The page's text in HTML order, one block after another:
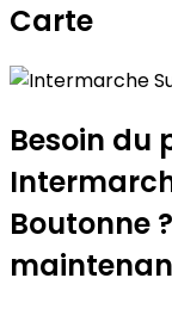
Carte
+
−
Besoin du
Boutonne